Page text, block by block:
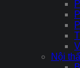
Nội